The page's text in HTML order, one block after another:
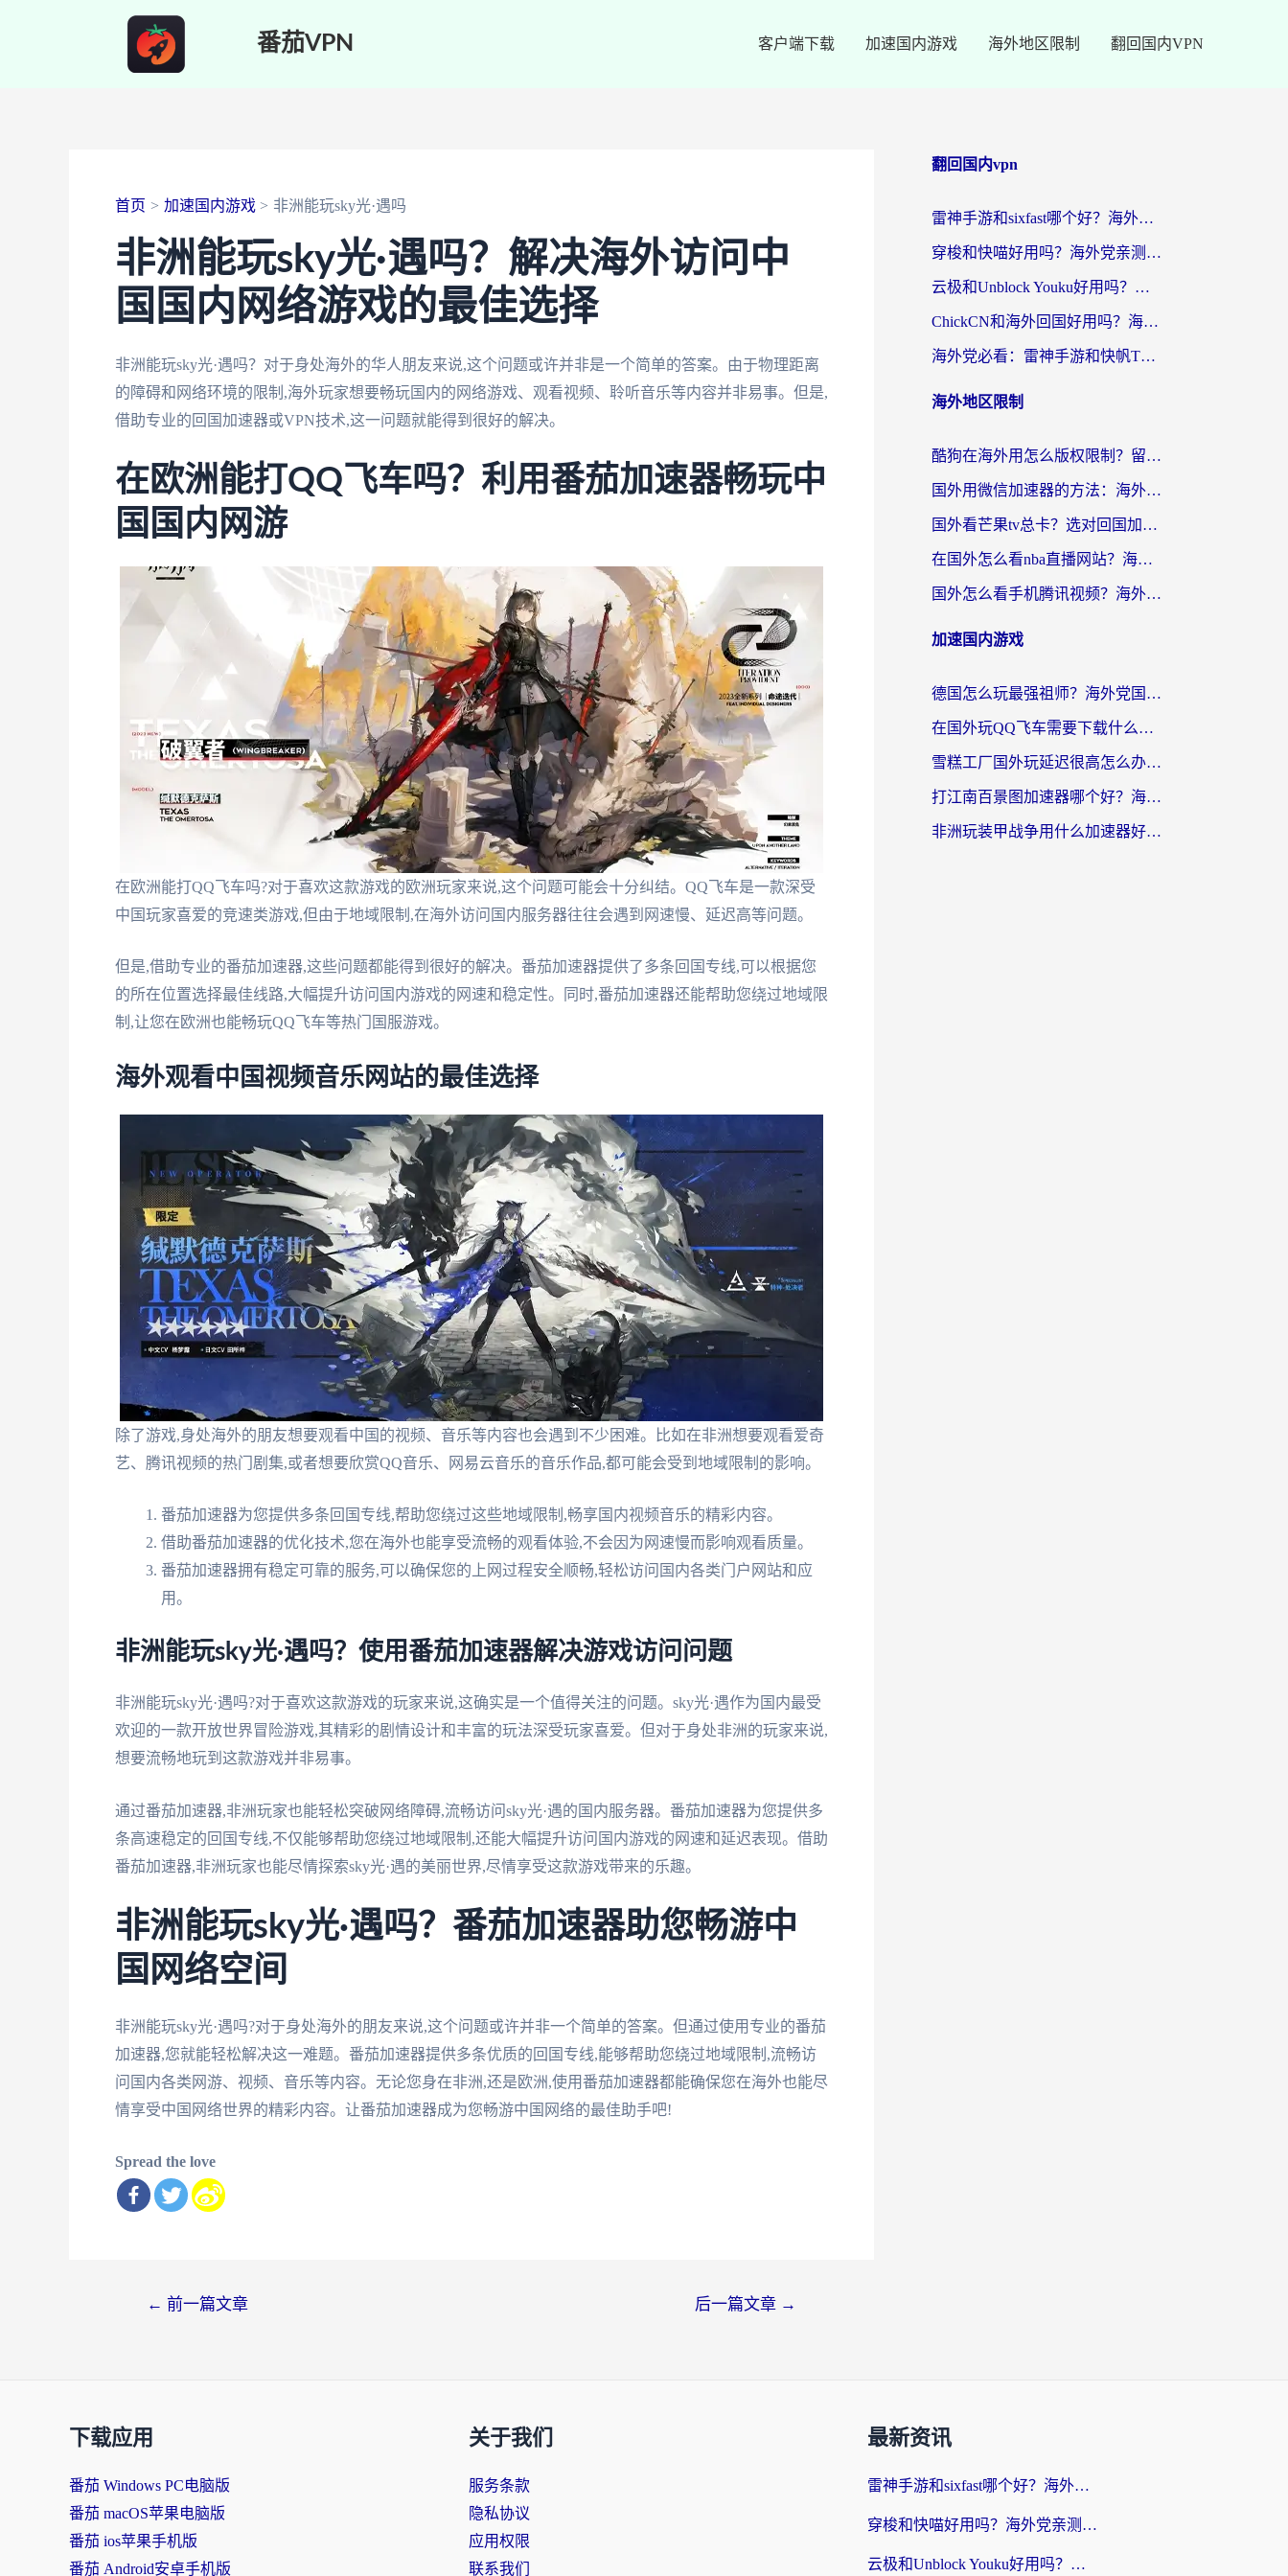
番茄VPN 客户端下载 加速国内游戏 海外地区限制 翻回国内VPN
首页 加速国内游戏 非洲能玩sky光·遇吗
非洲能玩sky光·遇吗？解决海外访问中
国国内网络游戏的最佳选择
非洲能玩sky光·遇吗？对于身处海外的华人朋友来说,这个问题或许并非是一个简单的答案。由于物理距离
的障碍和网络环境的限制,海外玩家想要畅玩国内的网络游戏、观看视频、聆听音乐等内容并非易事。但是,
借助专业的回国加速器或VPN技术,这一问题就能得到很好的解决。
在欧洲能打QQ飞车吗？利用番茄加速器畅玩中
国国内网游
在欧洲能打QQ飞车吗?对于喜欢这款游戏的欧洲玩家来说,这个问题可能会十分纠结。QQ飞车是一款深受
中国玩家喜爱的竞速类游戏,但由于地域限制,在海外访问国内服务器往往会遇到网速慢、延迟高等问题。
但是,借助专业的番茄加速器,这些问题都能得到很好的解决。番茄加速器提供了多条回国专线,可以根据您
的所在位置选择最佳线路,大幅提升访问国内游戏的网速和稳定性。同时,番茄加速器还能帮助您绕过地域限
制,让您在欧洲也能畅玩QQ飞车等热门国服游戏。
海外观看中国视频音乐网站的最佳选择
除了游戏,身处海外的朋友想要观看中国的视频、音乐等内容也会遇到不少困难。比如在非洲想要观看爱奇
艺、腾讯视频的热门剧集,或者想要欣赏QQ音乐、网易云音乐的音乐作品,都可能会受到地域限制的影响。
番茄加速器为您提供多条回国专线,帮助您绕过这些地域限制,畅享国内视频音乐的精彩内容。
借助番茄加速器的优化技术,您在海外也能享受流畅的观看体验,不会因为网速慢而影响观看质量。
番茄加速器拥有稳定可靠的服务,可以确保您的上网过程安全顺畅,轻松访问国内各类门户网站和应
用。
非洲能玩sky光·遇吗？使用番茄加速器解决游戏访问问题
非洲能玩sky光·遇吗?对于喜欢这款游戏的玩家来说,这确实是一个值得关注的问题。sky光·遇作为国内最受
欢迎的一款开放世界冒险游戏,其精彩的剧情设计和丰富的玩法深受玩家喜爱。但对于身处非洲的玩家来说,
想要流畅地玩到这款游戏并非易事。
通过番茄加速器,非洲玩家也能轻松突破网络障碍,流畅访问sky光·遇的国内服务器。番茄加速器为您提供多
条高速稳定的回国专线,不仅能够帮助您绕过地域限制,还能大幅提升访问国内游戏的网速和延迟表现。借助
番茄加速器,非洲玩家也能尽情探索sky光·遇的美丽世界,尽情享受这款游戏带来的乐趣。
非洲能玩sky光·遇吗？番茄加速器助您畅游中
国网络空间
非洲能玩sky光·遇吗?对于身处海外的朋友来说,这个问题或许并非一个简单的答案。但通过使用专业的番茄
加速器,您就能轻松解决这一难题。番茄加速器提供多条优质的回国专线,能够帮助您绕过地域限制,流畅访
问国内各类网游、视频、音乐等内容。无论您身在非洲,还是欧洲,使用番茄加速器都能确保您在海外也能尽
情享受中国网络世界的精彩内容。让番茄加速器成为您畅游中国网络的最佳助手吧!
Spread the love
← 前一篇文章 后一篇文章 →
翻回国内vpn
雷神手游和sixfast哪个好？海外党亲测3款回国加速器，教你选对不踩坑
穿梭和快喵好用吗？海外党亲测：小众加速器对比+番茄加速器深度体验
云极和Unblock Youku好用吗？海外党亲测+2026回国加速器避坑指南
ChickCN和海外回国好用吗？海外党2026亲测：从手游到影音，选对加速器的3个关键
海外党必看：雷神手游和快帆TV版好用吗？3步选对回国加速器不踩坑
海外地区限制
酷狗在海外用怎么版权限制？留学生亲测：3步解决听国内音乐难题
国外用微信加速器的方法：海外党无缝连接国内生活的实用指南
国外看芒果tv总卡？选对回国加速器，轻松追《浪姐》不费劲
在国外怎么看nba直播网站？海外党专属体育观赛指南，告别地区限制！
国外怎么看手机腾讯视频？海外党亲测有效的追剧加速器选择指南
加速国内游戏
德国怎么玩最强祖师？海外党国服游戏加速器选择全攻略（附宝可梦Online实测）
在国外玩QQ飞车需要下载什么加速器呢？海外党亲测有效的国服游戏加速指南
雪糕工厂国外玩延迟很高怎么办？海外玩家国服游戏加速终极攻略（附实测推荐）
打江南百景图加速器哪个好？海外党踩坑N次后，终于找到不卡的秘诀
非洲玩装甲战争用什么加速器好？海外党亲测有效的国服游戏加速方案
下载应用
番茄 Windows PC电脑版
番茄 macOS苹果电脑版
番茄 ios苹果手机版
番茄 Android安卓手机版
关于我们
服务条款
隐私协议
应用权限
联系我们
最新资讯
雷神手游和sixfast哪个好？海外党亲测3款回国加速器，教你选对不踩坑
穿梭和快喵好用吗？海外党亲测：小众加速器对比+番茄加速器深度体验
云极和Unblock Youku好用吗？海外党亲测+2026回国加速器避坑指南